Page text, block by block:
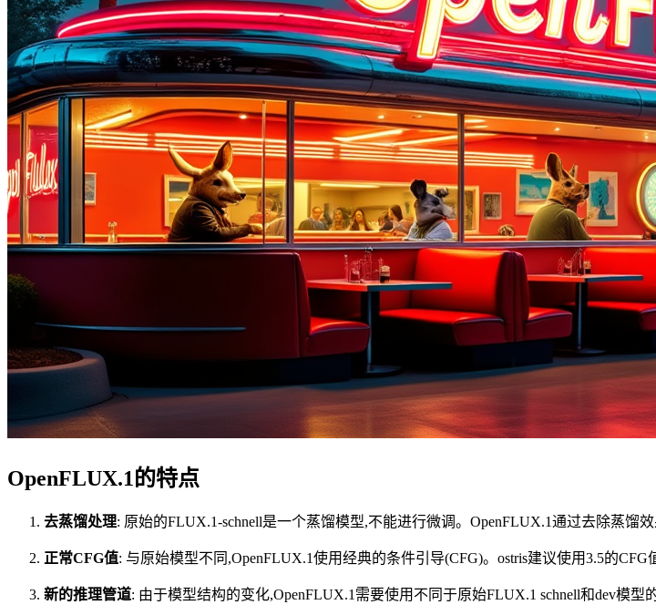
OpenFLUX.1的特点
去蒸馏处理: 原始的FLUX.1-schnell是一个蒸馏模型,不能进行微调。OpenFLUX.1通过去除蒸馏
正常CFG值: 与原始模型不同,OpenFLUX.1使用经典的条件引导(CFG)。ostris建议使用3.5的CFG
新的推理管道: 由于模型结构的变化,OpenFLUX.1需要使用不同于原始FLUX.1 schnell和dev模